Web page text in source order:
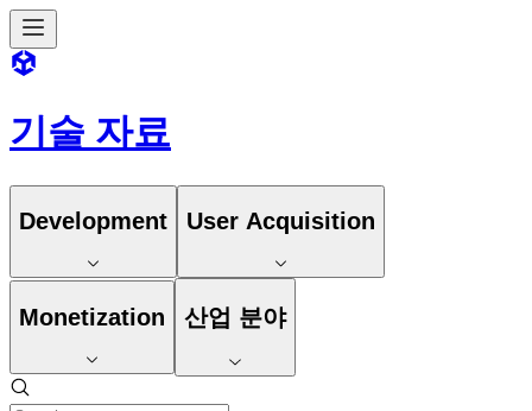
기술 자료
Development User Acquisition
Monetization 산업 분야